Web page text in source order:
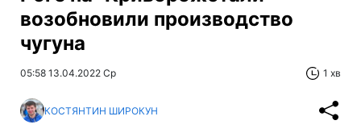
возобновили производство
чугуна
05:58 13.04.2022 Ср 1 хв
КОСТЯНТИН ШИРОКУН